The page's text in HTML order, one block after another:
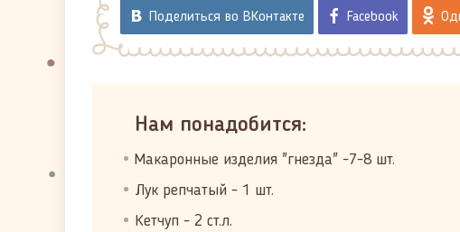
Поделиться во ВКонтакте Facebook
Нам понадобится:
Макаронные изделия "гнезда" -7-8 шт.
Лук репчатый - 1 шт.
Кетчуп - 2 ст.л.